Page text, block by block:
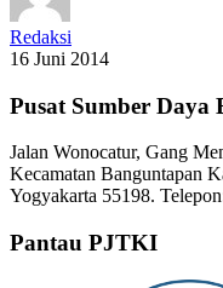
Redaksi
16 Juni 2014
Pusat Sumber
Jalan Wonocatur, Gang
Kecamatan Banguntapan
Yogyakarta 55198.
Pantau PJTKI